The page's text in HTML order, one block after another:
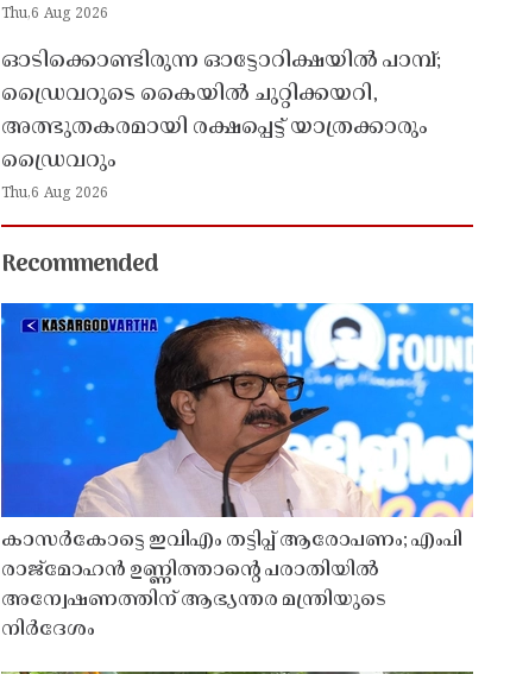
Thu,6 Aug 2026
ഓടിക്കൊണ്ടിരുന്ന ഓട്ടോറിക്ഷയിൽ പാമ്പ്;
ഡ്രൈവറുടെ കൈയിൽ ചുറ്റിക്കയറി,
അത്ഭുതകരമായി രക്ഷപ്പെട്ട് യാത്രക്കാരും
ഡ്രൈവറും
Thu,6 Aug 2026
Recommended
കാസർകോട്ടെ ഇവിഎം തട്ടിപ്പ് ആരോപണം; എംപി
രാജ്‌മോഹൻ ഉണ്ണിത്താന്റെ പരാതിയിൽ
അന്വേഷണത്തിന് ആഭ്യന്തര മന്ത്രിയുടെ
നിർദേശം